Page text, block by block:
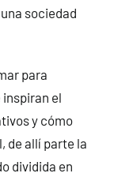
sociedad
para
el
y cómo
de allí parte la
dividida en